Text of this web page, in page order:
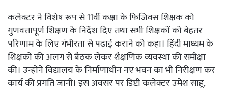
कलेक्टर ने विशेष रूप से 11वीं कक्षा के फिजिक्स शिक्षक को
गुणवत्तापूर्ण शिक्षण के निर्देश दिए तथा सभी शिक्षकों को बेहतर
परिणाम के लिए गंभीरता से पढ़ाई कराने को कहा। हिंदी माध्यम के
शिक्षकों की अलग से बैठक लेकर शैक्षणिक व्यवस्था की समीक्षा
की। उन्होंने विद्यालय के निर्माणाधीन नए भवन का भी निरीक्षण कर
कार्य की प्रगति जानी। इस अवसर पर डिप्टी कलेक्टर उमेश साहू,